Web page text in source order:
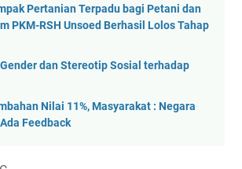
Pertanian Terpadu bagi Petani dan
PKM-RSH Unsoed Berhasil Lolos Tahap
dan Stereotip Sosial terhadap
Nilai 11%, Masyarakat : Negara
Feedback